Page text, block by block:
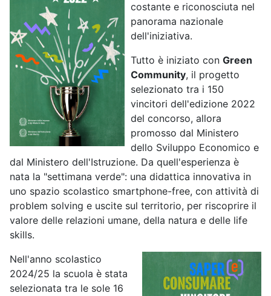
costante e riconosciuta nel
panorama nazionale
dell'iniziativa.
Tutto è iniziato con Green
Community, il progetto
selezionato tra i 150
vincitori dell'edizione 2022
del concorso, allora
promosso dal Ministero
dello Sviluppo Economico e
dal Ministero dell'Istruzione. Da quell'esperienza è
nata la "settimana verde": una didattica innovativa in
uno spazio scolastico smartphone-free, con attività di
problem solving e uscite sul territorio, per riscoprire il
valore delle relazioni umane, della natura e delle life
skills.
Nell'anno scolastico
2024/25 la scuola è stata
selezionata tra le sole 16